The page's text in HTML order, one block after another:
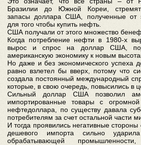
Бразилии до Южной Кореи,
запасы доллара США, полученные от
для того чтобы купить нефть.
США получали от этого множество
Когда потребление нефти в 1980-х
вырос и спрос на доллар США,
американскую экономику к новым
Но даже и без экономического
равно взлетел бы вверх, потому что
создала постоянный международный
которые, в свою очередь, повысились в
Сильный доллар США позволил
импортированные товары с
нефтедоллара, по существу давала
потребителям за счет остальной части
И тогда проявились негативные стороны
дешевого импорта сильно
обрабатывающей